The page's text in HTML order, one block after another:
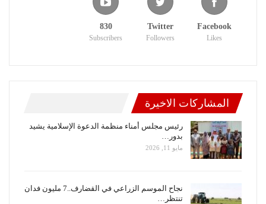
Facebook
Likes
Twitter
Followers
830
Subscribers
المشاركات الاخيرة
رئيس مجلس أمناء منظمة الدعوة الإسلامية يشيد
بدور…
مايو 11, 2026
نجاح الموسم الزراعي في القضارف..7 مليون فدان
تنتظر…